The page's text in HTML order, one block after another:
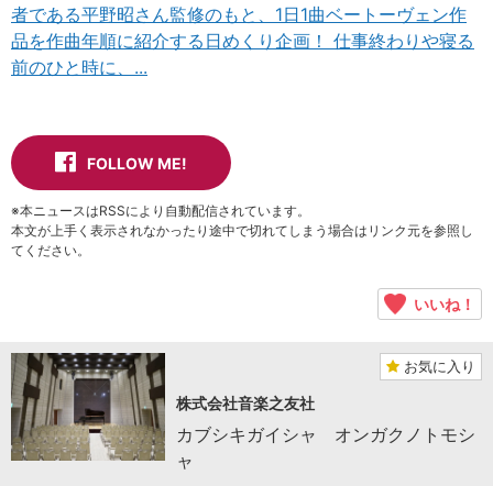
者である平野昭さん監修のもと、1日1曲ベートーヴェン作
品を作曲年順に紹介する日めくり企画！ 仕事終わりや寝る
前のひと時に、...
FOLLOW ME!
※本ニュースはRSSにより自動配信されています。
本文が上手く表示されなかったり途中で切れてしまう場合はリンク元を参照し
てください。
いいね！
お気に入り
株式会社音楽之友社
カブシキガイシャ オンガクノトモシ
ャ